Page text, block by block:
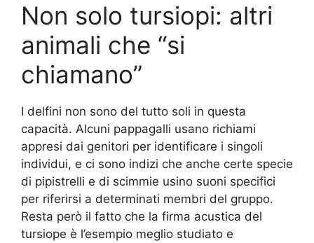
Non solo tursiopi: altri
animali che “si
chiamano”
I delfini non sono del tutto soli in questa
capacità. Alcuni pappagalli usano richiami
appresi dai genitori per identificare i singoli
individui, e ci sono indizi che anche certe specie
di pipistrelli e di scimmie usino suoni specifici
per riferirsi a determinati membri del gruppo.
Resta però il fatto che la firma acustica del
tursiope è l’esempio meglio studiato e